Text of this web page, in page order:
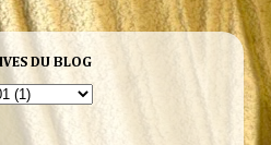
DU BLOG